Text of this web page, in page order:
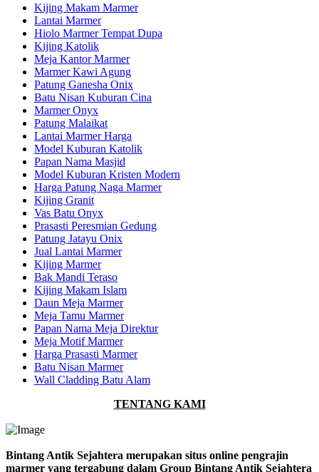
Kijing Makam Marmer
Lantai Marmer
Hiolo Marmer Tempat Dupa
Kijing Katolik
Meja Kantor Marmer
Marmer Kawi Agung
Patung Ganesha Onix
Batu Nisan Kuburan Cina
Marmer Onyx
Patung Malaikat
Lantai Marmer Harga
Model Kuburan Katolik
Papan Nama Masjid
Model Kuburan Kristen Modern
Harga Patung Naga Marmer
Kijing Granit
Vas Batu Onyx
Prasasti Peresmian Gedung
Patung Jatayu Onix
Jual Lantai Marmer
Kijing Marmer
Bak Mandi Teraso
Kijing Makam Islam
Daun Meja Marmer
Meja Tamu Marmer
Papan Nama Meja Direktur
Meja Motif Marmer
Harga Prasasti Marmer
Batu Nisan Marmer
Wall Cladding Batu Alam
TENTANG KAMI
Bintang Antik Sejahtera merupakan situs online pengrajin
marmer yang tergabung dalam Group Bintang Antik Sejahtera